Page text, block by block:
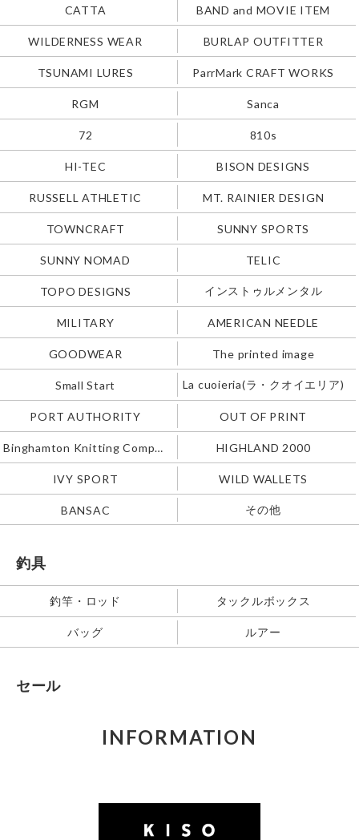
CATTA BAND and MOVIE ITEM
WILDERNESS WEAR BURLAP OUTFITTER
TSUNAMI LURES ParrMark CRAFT WORKS
RGM Sanca
72 810s
HI-TEC BISON DESIGNS
RUSSELL ATHLETIC MT. RAINIER DESIGN
TOWNCRAFT SUNNY SPORTS
SUNNY NOMAD TELIC
TOPO DESIGNS インストゥルメンタル
MILITARY AMERICAN NEEDLE
GOODWEAR The printed image
Small Start La cuoieria(ラ・クオイエリア)
PORT AUTHORITY OUT OF PRINT
Binghamton Knitting Company HIGHLAND 2000
IVY SPORT WILD WALLETS
BANSAC その他
釣具
釣竿・ロッド タックルボックス
バッグ ルアー
セール
INFORMATION